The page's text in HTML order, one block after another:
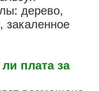
дерево,
закаленное
плата за